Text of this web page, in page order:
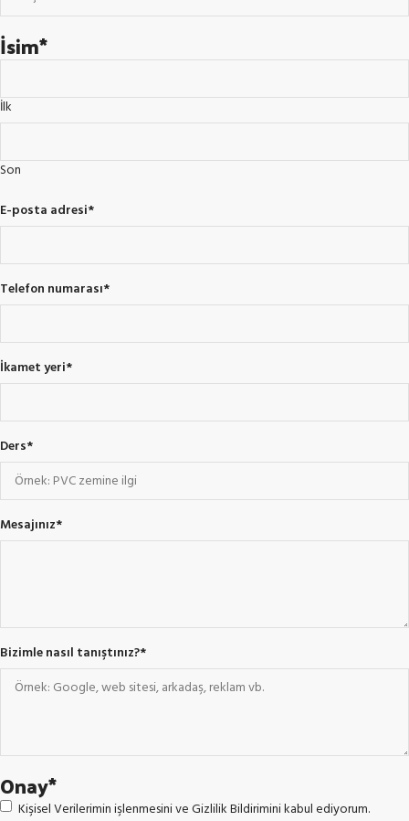
İsim*
İlk
Son
E-posta adresi*
Telefon numarası*
İkamet yeri*
Ders*
Mesajınız*
Bizimle nasıl tanıştınız?*
Onay*
Kişisel Verilerimin işlenmesini ve Gizlilik Bildirimini kabul ediyorum.